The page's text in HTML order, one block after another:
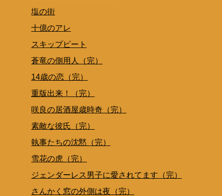
塩の街
十億のアレ
スキップビート
蒼竜の側用人（完）
14歳の恋（完）
重版出来！（完）
咲良の居酒屋歳時奇（完）
素敵な彼氏（完）
執事たちの沈黙（完）
雪花の虎（完）
ジェンダーレス男子に愛されてます（完）
さんかく窓の外側は夜（完）